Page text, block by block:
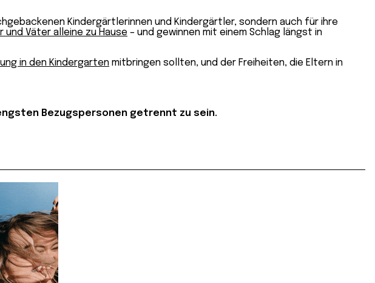
Kindergärtlerinnen und Kindergärtler, sondern auch für ihre
und Väter alleine zu Hause – und gewinnen mit einem Schlag längst in
in den Kindergarten mitbringen sollten, und der Freiheiten, die Eltern in
Be­zugs­per­so­nen ge­trennt zu sein.